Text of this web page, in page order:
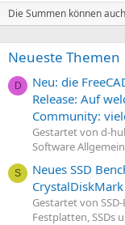
Die Summen können
Neueste Themen
D
Neu: die
Release: Auf
Community:
Gestartet von d-
Software Allgemein
S
Neues SSD
Gestartet von
Festplatten, SSDs